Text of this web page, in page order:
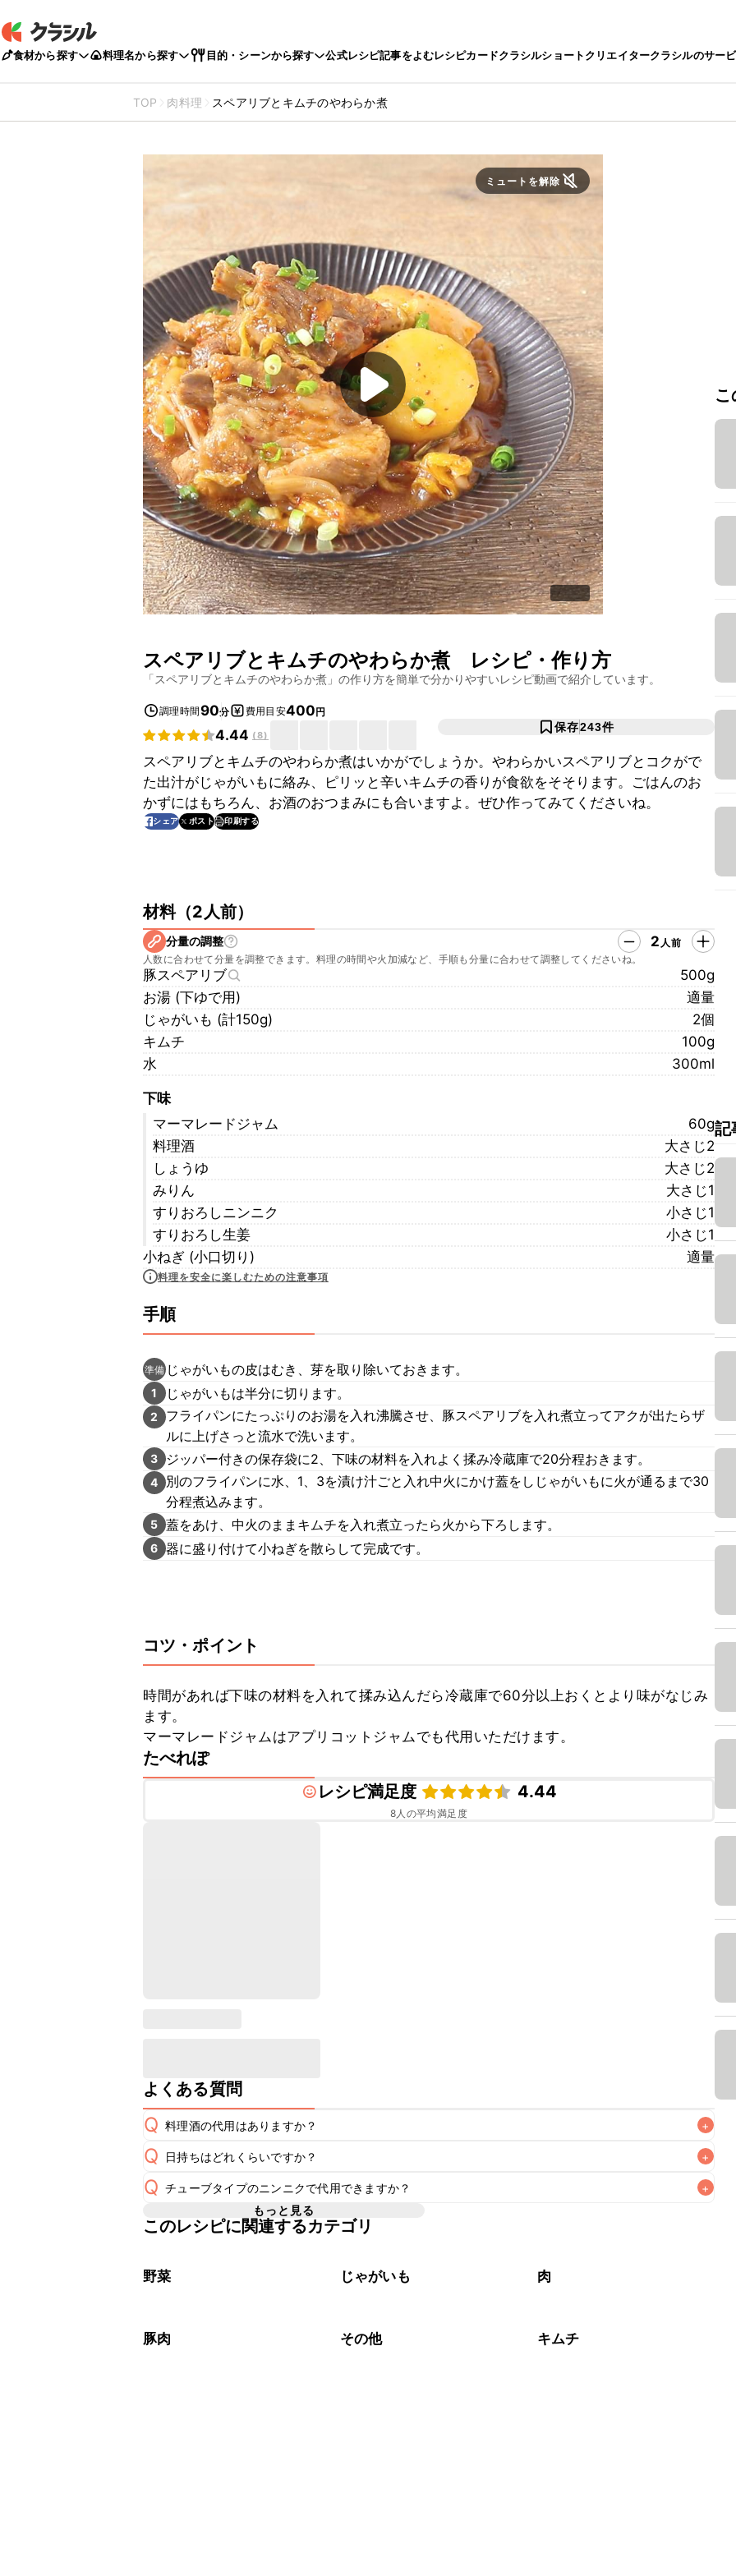
食材から探す 料理名から探す 目的・シーンから探す 公式レシピ記事をよむレシピカードクラシルショートクリエイタークラシルのサー
TOP 肉料理 スペアリブとキムチのやわらか煮
ミュートを解除
スペアリブとキムチのやわらか煮 レシピ・作り方
「スペアリブとキムチのやわらか煮 」の作り方を簡単で分かりやすいレシピ動画で紹介しています。
調理時間90分 費用目安400円
4.44 (8)
保存243件
スペアリブとキムチのやわらか煮はいかがでしょうか。やわらかいスペアリブとコクがで
た出汁がじゃがいもに絡み、ピリッと辛いキムチの香りが食欲をそそります。ごはんのお
かずにはもちろん、お酒のおつまみにも合いますよ。ぜひ作ってみてくださいね。
シェア ポスト 印刷する
材料（2人前）
分量の調整 2 人前
人数に合わせて分量を調整できます。料理の時間や火加減など、手順も分量に合わせて調整してくださいね。
豚スペアリブ
500g
お湯 (下ゆで用)
適量
じゃがいも (計150g)
2個
キムチ
100g
水
300ml
下味
マーマレードジャム
60g
料理酒
大さじ2
しょうゆ
大さじ2
みりん
大さじ1
すりおろしニンニク
小さじ1
すりおろし生姜
小さじ1
小ねぎ (小口切り)
適量
料理を安全に楽しむための注意事項
手順
準備 じゃがいもの皮はむき、芽を取り除いておきます。
1 じゃがいもは半分に切ります。
2
フライパンにたっぷりのお湯を入れ沸騰させ、豚スペアリブを入れ煮立ってアクが出たらザ
ルに上げさっと流水で洗います。
3 ジッパー付きの保存袋に2、下味の材料を入れよく揉み冷蔵庫で20分程おきます。
4
別のフライパンに水、1、3を漬け汁ごと入れ中火にかけ蓋をしじゃがいもに火が通るまで30
分程煮込みます。
5 蓋をあけ、中火のままキムチを入れ煮立ったら火から下ろします。
6 器に盛り付けて小ねぎを散らして完成です。
コツ・ポイント
時間があれば下味の材料を入れて揉み込んだら冷蔵庫で60分以上おくとより味がなじみ
ます。
マーマレードジャムはアプリコットジャムでも代用いただけます。
たべれぽ
レシピ満足度
4.44
8人の平均満足度
よくある質問
Q 料理酒の代用はありますか？ +
A
Q 日持ちはどれくらいですか？ +
保存期間は冷蔵で翌日中が目安です。なるべくお早めにお召し上がりください。
※日持ちは目安です。こちら
Q チューブタイプのニンニクで代用できますか？ +
A チューブタイプのニンニクを使用してもお作りいただけます。小さじ1を目安に加え、お好みの風味
もっと見る
このレシピに関連するカテゴリ
野菜 じゃがいも 肉
豚肉 その他 キムチ
記